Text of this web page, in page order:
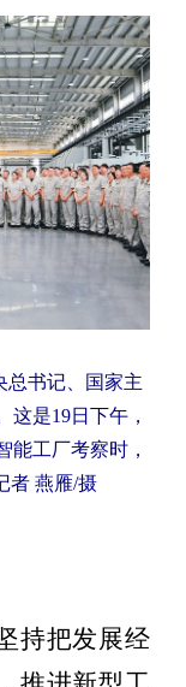
总书记、国家主
这是19日下午，
能工厂考察时，
者 燕雁/摄
持把发展经